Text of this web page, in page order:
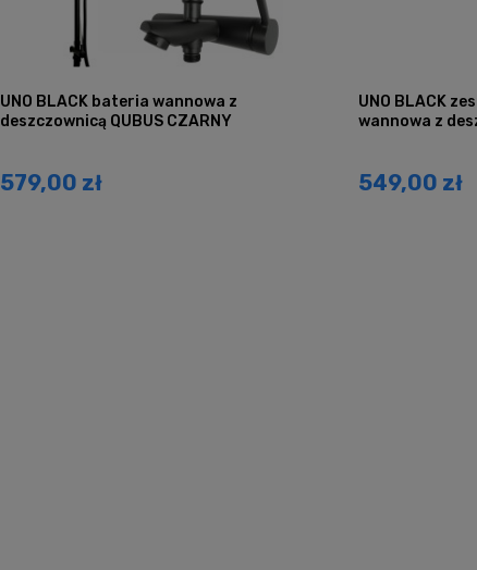
UNO BLACK bateria wannowa z
deszczownicą QUBUS CZARNY
579,00 zł
UNO BLACK
wannowa z
549,00 zł